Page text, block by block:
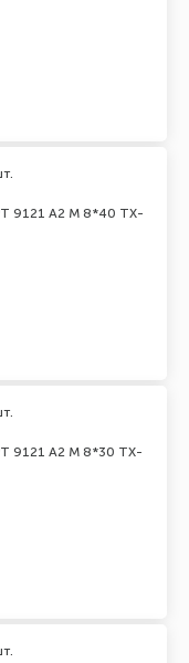
9121 А2 M 8*40 TX-
9121 А2 M 8*30 TX-